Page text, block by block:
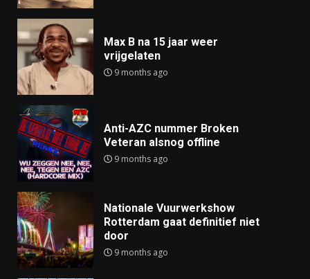
Max B na 15 jaar weer
vrijgelaten
9 months ago
Anti-AZC nummer Broken
Veteran alsnog offline
9 months ago
Nationale Vuurwerkshow
Rotterdam gaat definitief niet
door
9 months ago